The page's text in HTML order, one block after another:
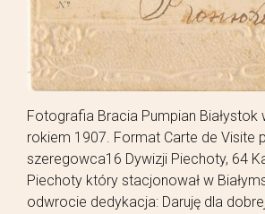
Fotografia Bracia Pumpian Białystok
rokiem 1907. Format Carte de Visite
szeregowca16 Dywizji Piechoty, 64
Piechoty który stacjonował w
odwrocie dedykacja: Daruję dla